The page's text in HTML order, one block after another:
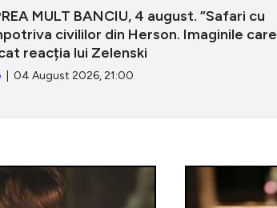
MULT BANCIU, 4 august. ”Safari cu
civililor din Herson. Imaginile care
reacția lui Zelenski
| 04 August 2026, 21:00